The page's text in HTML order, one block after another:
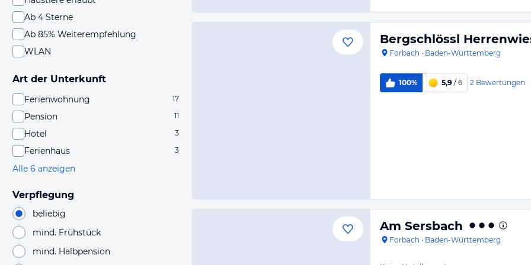
Ab 4 Sterne
Ab 85% Weiterempfehlung
WLAN
Art der Unterkunft
Ferienwohnung 17
Pension 11
Hotel 3
Ferienhaus 3
Alle 6 anzeigen
Verpflegung
beliebig
mind. Frühstück
mind. Halbpension
Bergschlössl
Forbach · Baden-Württemberg
100% 5,9 / 6 2 Bewertungen
Am Sersbach
Forbach · Baden-Württemberg